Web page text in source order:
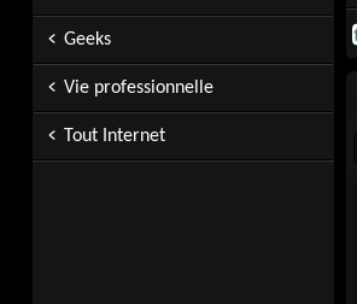
Geeks
Vie professionnelle
Tout Internet